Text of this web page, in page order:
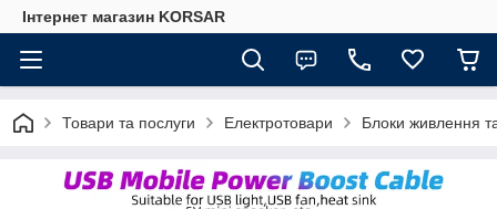
Iнтернет магазин KORSAR
Товари та послуги Електротовари Блоки живлення